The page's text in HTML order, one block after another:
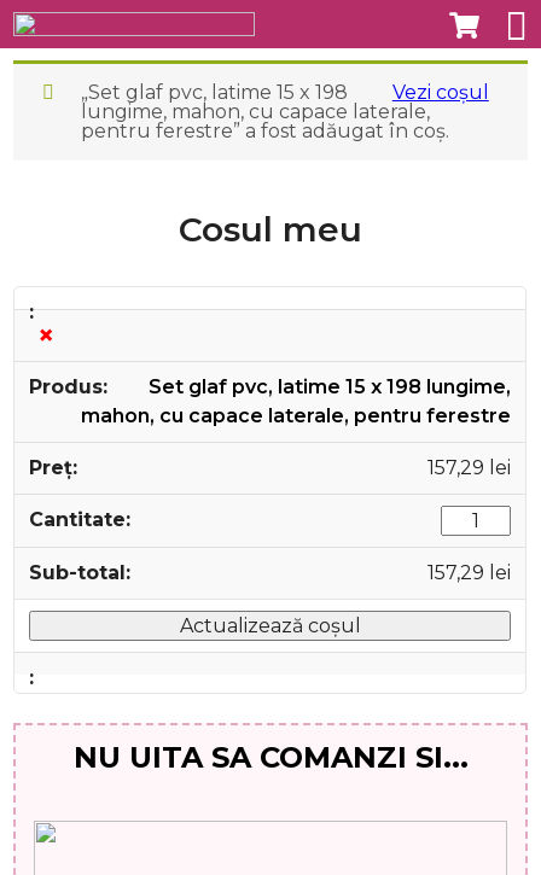
Vezi coșul
„Set glaf pvc, latime 15 x 198
lungime, mahon, cu capace laterale,
pentru ferestre” a fost adăugat în coș.
Cosul meu
×
Set glaf pvc, latime 15 x 198 lungime,
mahon, cu capace laterale, pentru ferestre
157,29 lei
Cantitate
157,29 lei
Actualizează coșul
NU UITA SA COMANZI SI...